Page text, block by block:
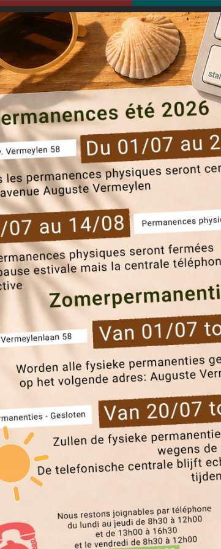
everecity kandidaten
Ik krijg
of een toewijzing van een woning
u gekozen hebt, zal per brief contact met u
van kandidaat-huurders staat … EN
is op uw gezinssamenstelling opnieuw
Een Voortoewijzing? Wat is het
modal-check